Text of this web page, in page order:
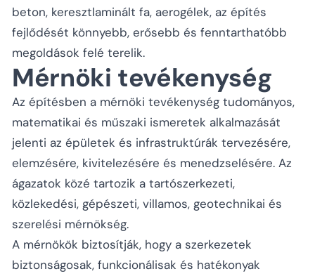
beton, keresztlaminált fa, aerogélek, az építés
fejlődését könnyebb, erősebb és fenntarthatóbb
megoldások felé terelik.
Mérnöki tevékenység
Az építésben a mérnöki tevékenység tudományos,
matematikai és műszaki ismeretek alkalmazását
jelenti az épületek és infrastruktúrák tervezésére,
elemzésére, kivitelezésére és menedzselésére. Az
ágazatok közé tartozik a tartószerkezeti,
közlekedési, gépészeti, villamos, geotechnikai és
szerelési mérnökség.
A mérnökök biztosítják, hogy a szerkezetek
biztonságosak, funkcionálisak és hatékonyak